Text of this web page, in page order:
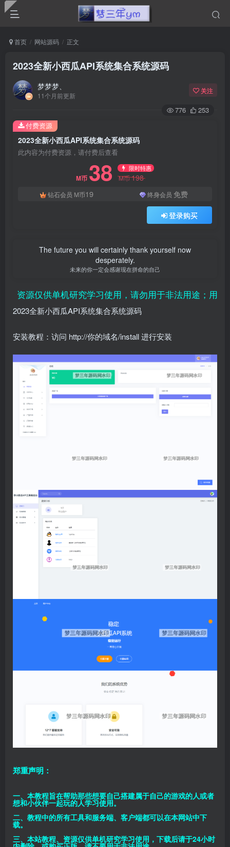
首页 网站源码 正文
2023全新小西瓜API系统集合系统源码
梦梦梦、
11个月前更新
关注
776 253
2023全新小西瓜API系统集合系统源码
此内容为付费资源，请付费后查看
M币 38 限时特惠
M币198
钻石会员 M币19 终身会员 免费
登录购买
付费资源
The future you will certainly thank yourself now
desperately.
未来的你一定会感谢现在拼命的自己
资源仅供单机研究学习使用，请勿用于非法用途；用户
2023全新小西瓜API系统集合系统源码
安装教程：访问 http://你的域名/install 进行安装
郑重声明：
一、本教程旨在帮助那些想要自己搭建属于自己的游戏的人或者
想和小伙伴一起玩的人学习使用。
二、教程中的所有工具和服务端、客户端都可以在本网站中下
载。
三、本站教程、资源仅供单机研究学习使用，下载后请于24小时